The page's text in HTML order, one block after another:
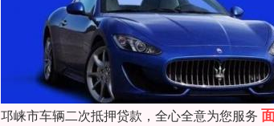
邛崃市车辆二次抵押贷款，全心全意为您服务